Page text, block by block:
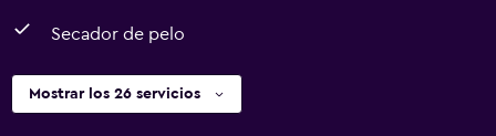
Secador de pelo
Mostrar los 26 servicios